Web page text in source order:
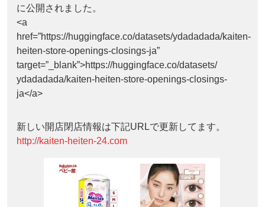
に公開されました。
<a
href=”https://huggingface.co/datasets/ydadadada/kaiten-
heiten-store-openings-closings-ja”
target=”_blank”>https://huggingface.co/datasets/
ydadadada/kaiten-heiten-store-openings-closings-
ja</a>
新しい開店閉店情報は下記URLで更新してます。
http://kaiten-heiten-24.com